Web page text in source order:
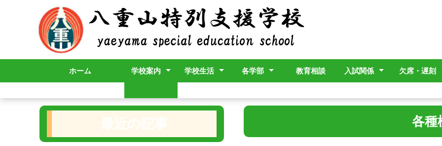
ホーム 学校案内
職員必携
SDGs通信
AI活用ルール
学校生活 各学部 教育相談 入試関係 欠席・遅刻
各種